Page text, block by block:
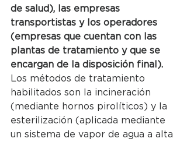
de salud), las empresas
transportistas y los operadores
(empresas que cuentan con las
plantas de tratamiento y que se
encargan de la disposición final).
Los métodos de tratamiento
habilitados son la incineración
(mediante hornos pirolíticos) y la
esterilización (aplicada mediante
un sistema de vapor de agua a alta